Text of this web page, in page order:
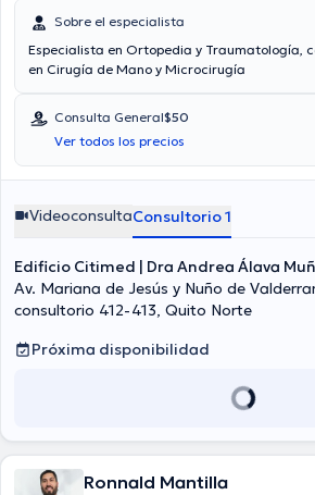
Sobre el especialista
Especialista en Ortopedia y Traumatología,
en Cirugía de Mano y Microcirugía
Consulta General$50
Ver todos los precios
VideoconsultaConsultorio 1
Edificio Citimed | Dra Andrea Álava
Av. Mariana de Jesús y Nuño de
consultorio 412-413, Quito Norte
Próxima disponibilidad
Ronnald Mantilla